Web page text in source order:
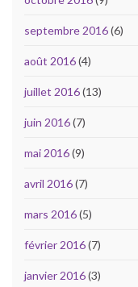
septembre 2016(6)
août 2016(4)
juillet 2016(13)
juin 2016(7)
mai 2016(9)
avril 2016(7)
mars 2016(5)
février 2016(7)
janvier 2016(3)